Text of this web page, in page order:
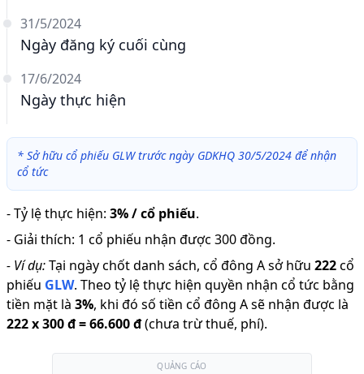
31/5/2024
Ngày đăng ký cuối cùng
17/6/2024
Ngày thực hiện
* Sở hữu cổ phiếu GLW trước ngày GDKHQ 30/5/2024 để nhận
cổ tức
-Tỷ lệ thực hiện: 3% / cổ phiếu.
- Giải thích: 1 cổ phiếu nhận được 300 đồng.
- Ví dụ:Tại ngày chốt danh sách, cổ đông A sở hữu 222cổ
phiếu GLW. Theo tỷ lệ thực hiện quyền nhận cổ tức bằng
tiền mặt là 3%, khi đó số tiền cổ đông A sẽ nhận được là
222x300 đ=66.600 đ(chưa trừ thuế, phí).
QUẢNG CÁO